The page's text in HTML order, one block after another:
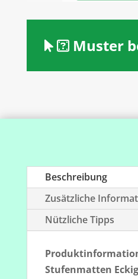
Muster
Beschreibung
Zusätzliche
Nützliche Tipps
Stufenmatten